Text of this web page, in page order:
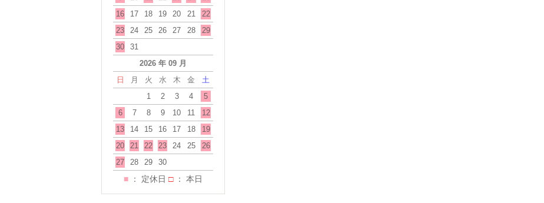
16
17 18 19 20 21
22
23
24 25 26 27 28
29
30
31
2026 年 09 月
日
月 火 水 木 金
土
1
2 3 4
5
6
7 8 9 10 11
12
13
14 15 16 17 18
19
20
21 22 23 24 25
26
27
28 29 30
■ ： 定休日 □： 本日